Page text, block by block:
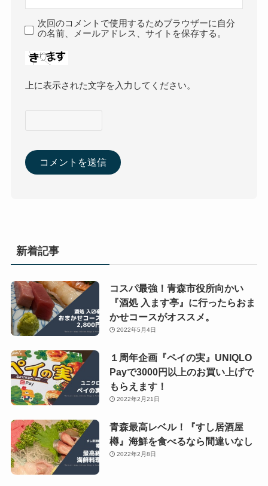
次回のコメントで使用するためブラウザーに自分
の名前、メールアドレス、サイトを保存する。
上に表示された文字を入力してください。
新着記事
コスパ最強！青森市役所向かい
『酒処 入ます亭』に行ったらおま
かせコースがオススメ。
2022年5月4日
１周年企画『ペイの実』UNIQLO
Payで3000円以上のお買い上げで
もらえます！
2022年2月21日
青森最高レベル！『すし居酒屋
樽』海鮮を食べるなら間違いなし
2022年2月8日